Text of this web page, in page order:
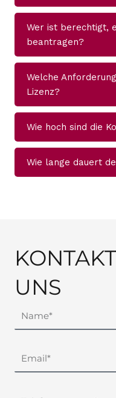
Wer ist berechtigt,
beantragen?
Welche
Lizenz?
Wie hoch sind die
Wie lange dauert
UNS